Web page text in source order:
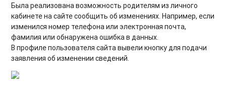
Была реализована возможность родителям из личного
кабинете на сайте сообщить об изменениях. Например, если
изменился номер телефона или электронная почта,
фамилия или обнаружена ошибка в данных.
В профиле пользователя сайта вывели кнопку для подачи
заявления об изменении сведений.